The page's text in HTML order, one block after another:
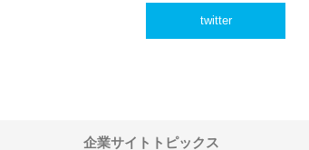
twitter
企業サイトトピックス